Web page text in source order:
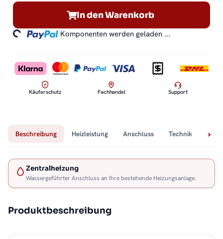
In den Warenkorb
Komponenten werden geladen ...
Käuferschutz Fachhandel Support
Beschreibung Heizleistung Anschluss Technik
Zentralheizung
Wassergeführter Anschluss an Ihre bestehende Heizungsanlage.
Produktbeschreibung